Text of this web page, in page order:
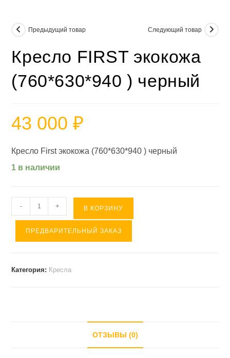
Предыдущий товар Следующий товар
Кресло FIRST экокожа
(760*630*940 ) черный
43 000₽
Кресло First экокожа (760*630*940 ) черный
1 в наличии
Количество
товара
Кресло
(760*630*940
- + В КОРЗИНУ
ПРЕДВАРИТЕЛЬНЫЙ ЗАКАЗ
Категория: Кресла
ОТЗЫВЫ (0)